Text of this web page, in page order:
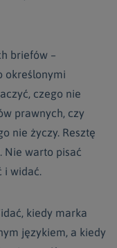
briefów –
określonymi
czego nie
prawnych, czy
nie życzy. Resztę
Nie warto pisać
i widać.
kiedy marka
językiem, a kiedy